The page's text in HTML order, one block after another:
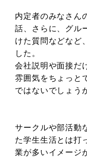
内定者のみなさん
話、さらに、グル
けた質問などなど
した。
会社説明や面接だ
雰囲気をちょっと
ではないでしょう
サークルや部活動
た学生生活とは打
業が多いイメージ